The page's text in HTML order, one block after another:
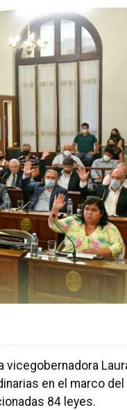
vicegobernadora
en el marco del
84 leyes.